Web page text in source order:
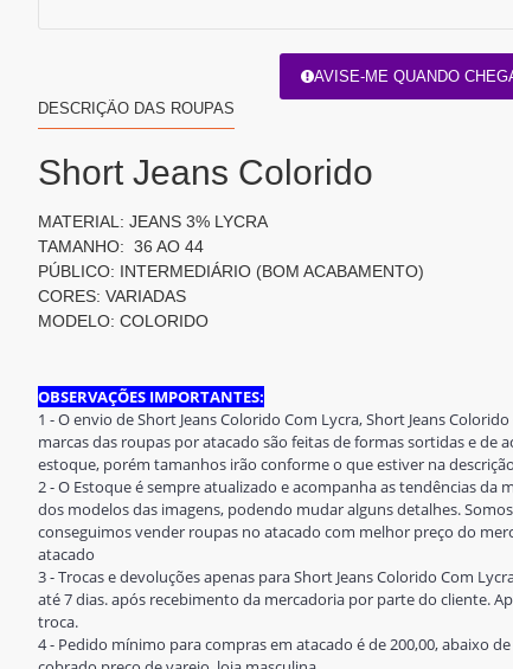
AVISE-ME QUANDO
DESCRIÇÃO DAS ROUPAS
Short Jeans Colorido
MATERIAL: JEANS 3% LYCRA
TAMANHO: 36 AO 44
PÚBLICO: INTERMEDIÁRIO (BOM ACABAMENTO)
CORES: VARIADAS
MODELO: COLORIDO
OBSERVAÇÕES IMPORTANTES:
1 - O envio de Short Jeans Colorido Com Lycra, Short Jeans
marcas das roupas por atacado são feitas de formas sortidas e de
estoque, porém tamanhos irão conforme o que estiver na
2 - O Estoque é sempre atualizado e acompanha as tendências da
dos modelos das imagens, podendo mudar alguns detalhes.
conseguimos vender roupas no atacado com melhor preço do
atacado
3 - Trocas e devoluções apenas para Short Jeans Colorido Com
até 7 dias. após recebimento da mercadoria por parte do cliente.
troca.
4 - Pedido mínimo para compras em atacado é de 200,00, abaixo